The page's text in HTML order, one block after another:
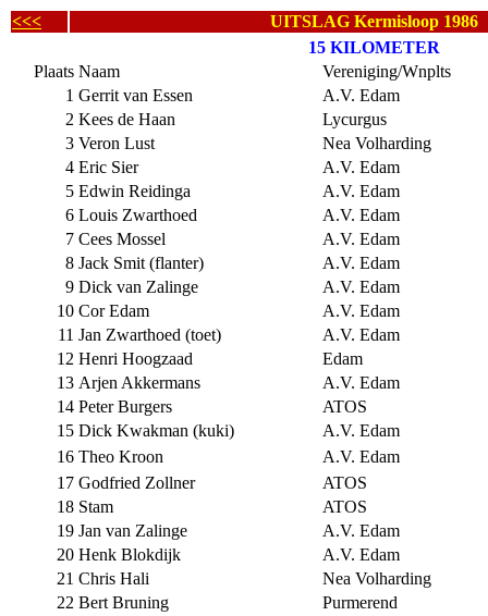
<<<
UITSLAG Kermisloop 1986
15 KILOMETER
Plaats Naam
Vereniging/Wnplts
1 Gerrit van Essen
A.V. Edam
2 Kees de Haan
Lycurgus
3 Veron Lust
Nea Volharding
4 Eric Sier
A.V. Edam
5 Edwin Reidinga
A.V. Edam
6 Louis Zwarthoed
A.V. Edam
7 Cees Mossel
A.V. Edam
8 Jack Smit (flanter)
A.V. Edam
9 Dick van Zalinge
A.V. Edam
10 Cor Edam
A.V. Edam
11 Jan Zwarthoed (toet)
A.V. Edam
12 Henri Hoogzaad
Edam
13 Arjen Akkermans
A.V. Edam
14 Peter Burgers
ATOS
15 Dick Kwakman (kuki)
A.V. Edam
16 Theo Kroon
A.V. Edam
17 Godfried Zollner
ATOS
18 Stam
ATOS
19 Jan van Zalinge
A.V. Edam
20 Henk Blokdijk
A.V. Edam
21 Chris Hali
Nea Volharding
22 Bert Bruning
Purmerend